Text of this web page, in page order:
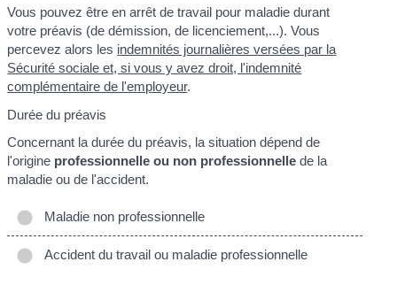
Vous pouvez être en arrêt de travail pour maladie durant
votre préavis (de démission, de licenciement,...). Vous
percevez alors les indemnités journalières versées par la
Sécurité sociale et, si vous y avez droit, l'indemnité
complémentaire de l'employeur.
Durée du préavis
Concernant la durée du préavis, la situation dépend de
l'origine professionnelle ou non professionnelle de la
maladie ou de l'accident.
Maladie non professionnelle
Accident du travail ou maladie professionnelle